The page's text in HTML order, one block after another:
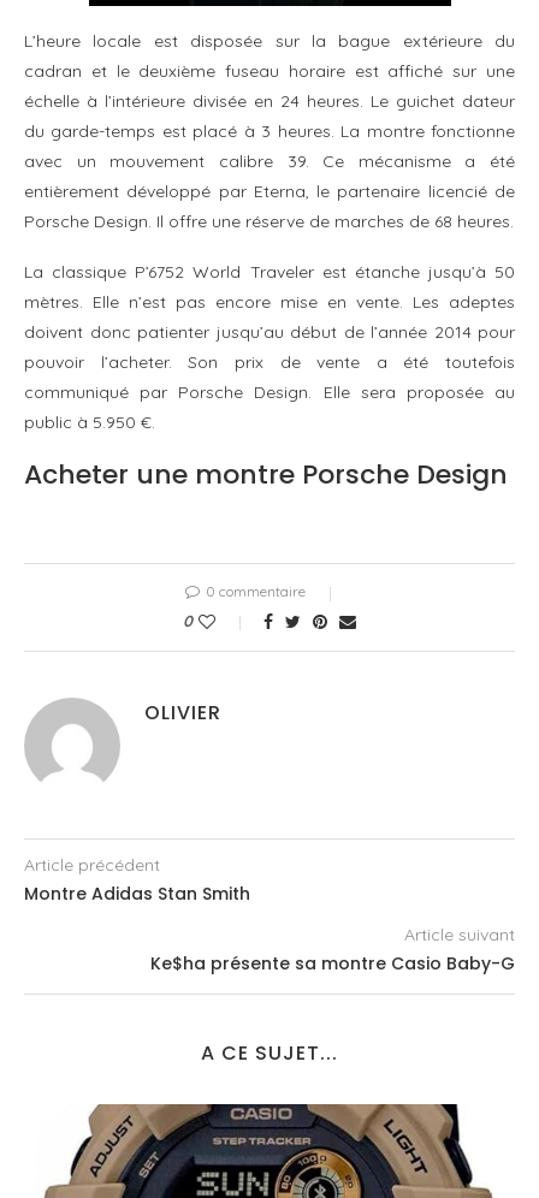
L’heure locale est disposée sur la bague extérieure du
cadran et le deuxième fuseau horaire est affiché sur une
échelle à l’intérieure divisée en 24 heures. Le guichet dateur
du garde-temps est placé à 3 heures. La montre fonctionne
avec un mouvement calibre 39. Ce mécanisme a été
entièrement développé par Eterna, le partenaire licencié de
Porsche Design. Il offre une réserve de marches de 68 heures.
La classique P’6752 World Traveler est étanche jusqu’à 50
mètres. Elle n’est pas encore mise en vente. Les adeptes
doivent donc patienter jusqu’au début de l’année 2014 pour
pouvoir l’acheter. Son prix de vente a été toutefois
communiqué par Porsche Design. Elle sera proposée au
public à 5.950 €.
Acheter une montre Porsche Design
0 commentaire
0
OLIVIER
Article précédent
Montre Adidas Stan Smith
Article suivant
Ke$ha présente sa montre Casio Baby-G
A CE SUJET...